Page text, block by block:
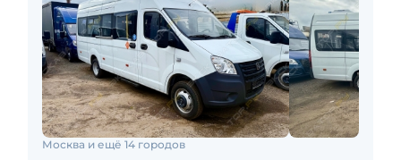
Москва и ещё 14 городов